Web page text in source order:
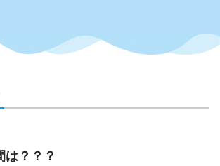
は？？？